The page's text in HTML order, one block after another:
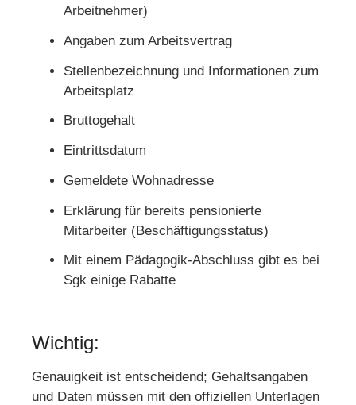
Arbeitnehmer)
Angaben zum Arbeitsvertrag
Stellenbezeichnung und Informationen zum
Arbeitsplatz
Bruttogehalt
Eintrittsdatum
Gemeldete Wohnadresse
Erklärung für bereits pensionierte
Mitarbeiter (Beschäftigungsstatus)
Mit einem Pädagogik-Abschluss gibt es bei
Sgk einige Rabatte
Wichtig:
Genauigkeit ist entscheidend; Gehaltsangaben
und Daten müssen mit den offiziellen Unterlagen